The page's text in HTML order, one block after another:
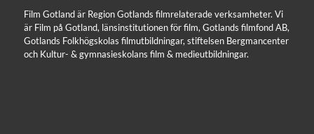
Film Gotland är Region Gotlands filmrelaterade verksamheter. Vi
är Film på Gotland, länsinstitutionen för film, Gotlands filmfond AB,
Gotlands Folkhögskolas filmutbildningar, stiftelsen Bergmancenter
och Kultur- & gymnasieskolans film & medieutbildningar.